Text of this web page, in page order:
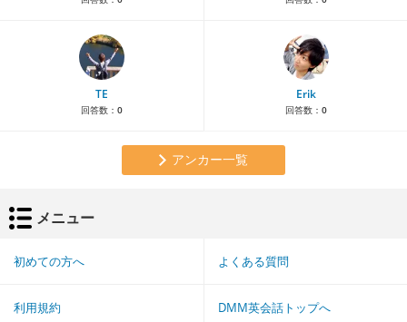
TE
回答数： 0
Erik
回答数： 0
アンカー一覧
メニュー
初めての方へ よくある質問
利用規約 DMM英会話トップへ